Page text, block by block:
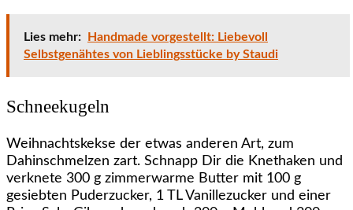
Lies mehr:
Handmade vorgestellt: Liebevoll
Selbstgenähtes von Lieblingsstücke by Staudi
Schneekugeln
Weihnachtskekse der etwas anderen Art, zum
Dahinschmelzen zart. Schnapp Dir die Knethaken und
verknete 300 g zimmerwarme Butter mit 100 g
gesiebten Puderzucker, 1 TL Vanillezucker und einer